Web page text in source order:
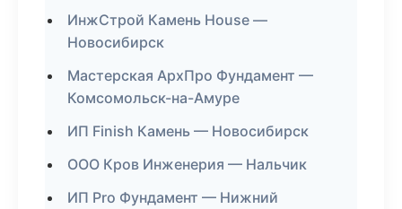
ИнжСтрой Камень House —
Новосибирск
Мастерская АрхПро Фундамент —
Комсомольск-на-Амуре
ИП Finish Камень — Новосибирск
ООО Кров Инженерия — Нальчик
ИП Pro Фундамент — Нижний